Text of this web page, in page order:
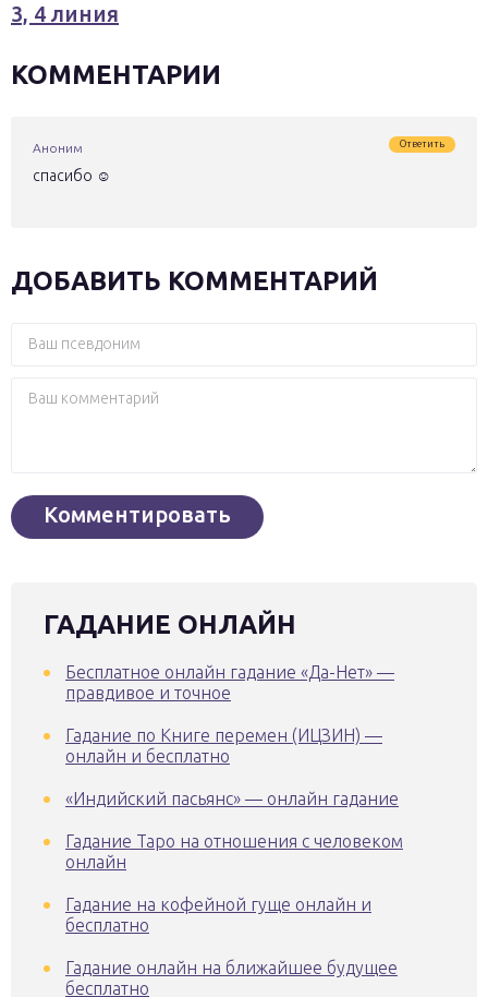
3, 4 линия
КОММЕНТАРИИ
Аноним Ответить
спасибо ☺️
ДОБАВИТЬ КОММЕНТАРИЙ
ГАДАНИЕ ОНЛАЙН
Бесплатное онлайн гадание «Да-Нет» —
правдивое и точное
Гадание по Книге перемен (ИЦЗИН) —
онлайн и бесплатно
«Индийский пасьянс» — онлайн гадание
Гадание Таро на отношения с человеком
онлайн
Гадание на кофейной гуще онлайн и
бесплатно
Гадание онлайн на ближайшее будущее
бесплатно